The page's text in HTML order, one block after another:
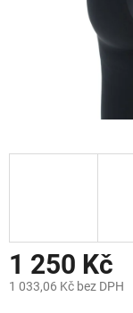
1 250 Kč
1 033,06 Kč bez DPH